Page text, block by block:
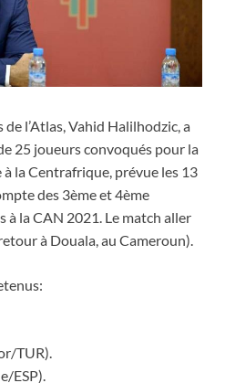
l’Atlas, Vahid Halilhodzic, a
25 joueurs convoqués pour la
la Centrafrique, prévue les 13
des 3ème et 4ème
à la CAN 2021. Le match aller
à Douala, au Cameroun).
TUR).
ESP).